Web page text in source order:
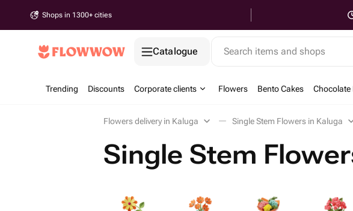
Shops in 1300+ cities
Catalogue Search items and shops
Trending Discounts Corporate clients Flowers Bento Cakes Chocolate
Flowers delivery in Kaluga Single Stem Flowers in Kaluga
Single Stem